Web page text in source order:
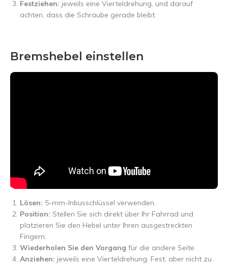
Festziehen: jeweils eine Vierteldrehung, und darauf
achten, dass die Schraube gerade bleibt.
Bremshebel einstellen
Lösen: 5-mm-Inbusschlüssel verwenden.
Position: Stellen Sie sich direkt über Ihr Fahrrad und
platzieren Sie den Hebel unter Ihren ausgestreckten
Fingern.
Wiederholen Sie den Vorgang für die andere Seite.
Anziehen: jeweils eine Vierteldrehung. Fest, aber nicht zu